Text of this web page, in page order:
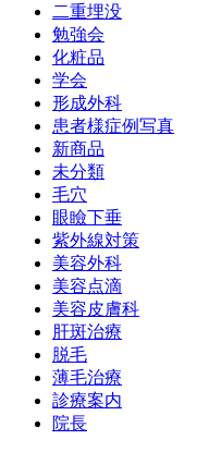
二重埋没
勉強会
化粧品
学会
形成外科
患者様症例写真
新商品
未分類
毛穴
眼瞼下垂
紫外線対策
美容外科
美容点滴
美容皮膚科
肝斑治療
脱毛
薄毛治療
診療案内
院長